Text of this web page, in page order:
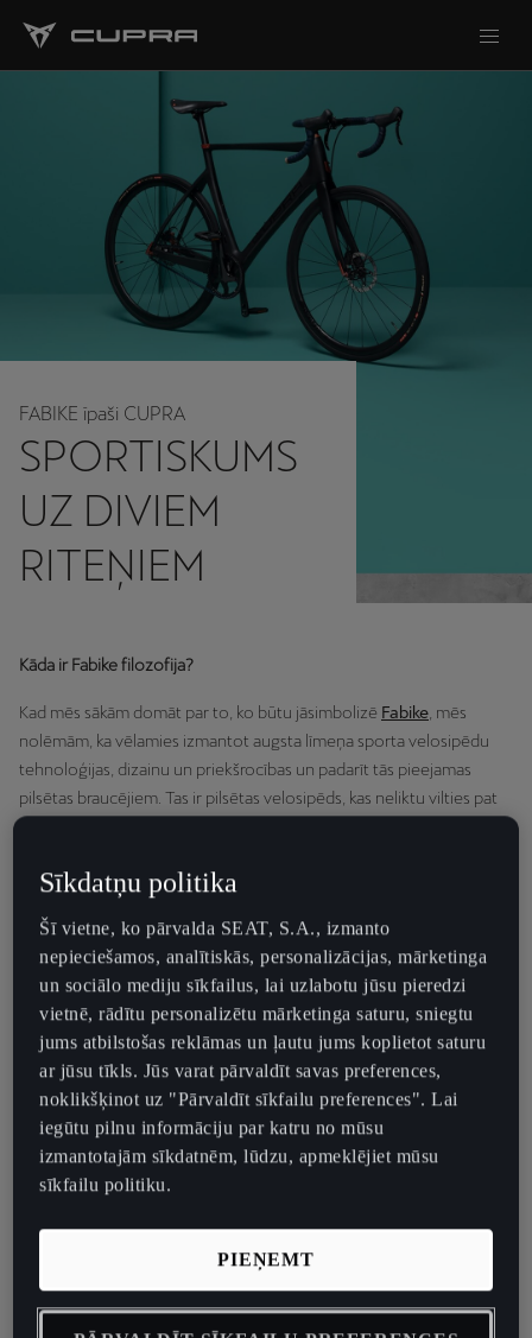
FABIKE īpaši CUPRA
SPORTISKUMS
UZ DIVIEM
RITEŅIEM
Kāda ir Fabike filozofija?
Kad mēs sākām domāt par to, ko būtu jāsimbolizē Fabike , mēs
nolēmām, ka vēlamies izmantot augsta līmeņa sporta velosipēdu
tehnoloģijas, dizainu un priekšrocības un padarīt tās pieejamas
pilsētas braucējiem. Tas ir pilsētas velosipēds, kas neliktu vilties pat
Kas iedvesmoja jūs izgatavot šos konkrētos produktus?
Fabike dibinātājs Fabio nāk no riteņbraukšanas tradīcijām bagātas
ģimenes no Itālijas. Dzīvojot vairākās Eiropas pilsētās, viņš saprata, ka
vēlas turpināt savas ģimenes tradīcijas jaunā līmenī – ar modernāku
un mūsdienīgāku riteņbraukšanas koncepciju, ienesot tās pilsētas
vidē, bet neatsakoties no velosporta gara.
Sīkdatņu politika
Šī vietne, ko pārvalda SEAT, S.A., izmanto
nepieciešamos, analītiskās, personalizācijas, mārketinga
un sociālo mediju sīkfailus, lai uzlabotu jūsu pieredzi
vietnē, rādītu personalizētu mārketinga saturu, sniegtu
jums atbilstošas reklāmas un ļautu jums koplietot saturu
ar jūsu tīkls. Jūs varat pārvaldīt savas preferences,
noklikšķinot uz "Pārvaldīt sīkfailu preferences". Lai
iegūtu pilnu informāciju par katru no mūsu
izmantotajām sīkdatnēm, lūdzu, apmeklējiet mūsu
sīkfailu politiku.
PIEŅEMT